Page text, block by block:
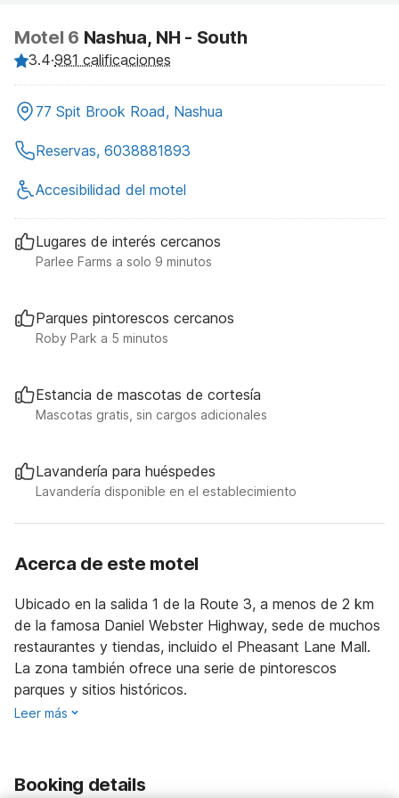
Motel 6 Nashua, NH - South
3.4·981 calificaciones
77 Spit Brook Road, Nashua
Reservas, 6038881893
Accesibilidad del motel
Lugares de interés cercanos
Parlee Farms a solo 9 minutos
Parques pintorescos cercanos
Roby Park a 5 minutos
Estancia de mascotas de cortesía
Mascotas gratis, sin cargos adicionales
Lavandería para huéspedes
Lavandería disponible en el establecimiento
Acerca de este motel
Ubicado en la salida 1 de la Route 3, a menos de 2 km
de la famosa Daniel Webster Highway, sede de muchos
restaurantes y tiendas, incluido el Pheasant Lane Mall.
La zona también ofrece una serie de pintorescos
parques y sitios históricos.
Leer más
Booking details